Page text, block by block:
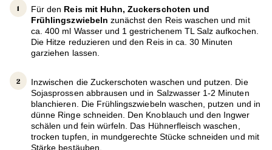
Für den Reis mit Huhn, Zuckerschoten und
Frühlingszwiebeln zunächst den Reis waschen und mit
ca. 400 ml Wasser und 1 gestrichenem TL Salz aufkochen.
Die Hitze reduzieren und den Reis in ca. 30 Minuten
garziehen lassen.
Inzwischen die Zuckerschoten waschen und putzen. Die
Sojasprossen abbrausen und in Salzwasser 1-2 Minuten
blanchieren. Die Frühlingszwiebeln waschen, putzen und in
dünne Ringe schneiden. Den Knoblauch und den Ingwer
schälen und fein würfeln. Das Hühnerfleisch waschen,
trocken tupfen, in mundgerechte Stücke schneiden und mit
Stärke bestäuben.